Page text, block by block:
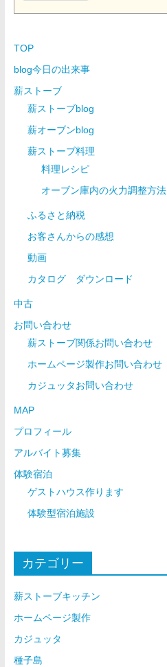
TOP
blog今日の出来事
薪ストーブ
薪ストーブblog
薪オーブンblog
薪ストーブ料理
料理レシピ
オーブン庫内の火力調整方法
ふるさと納税
お客さんからの感想
動画
カタログ ダウンロード
中古
お問い合わせ
薪ストーブ関係お問い合わせ
ホームページ製作お問い合わせ
カジュッタお問い合わせ
MAP
プロフィール
アルバイト募集
体験宿泊
ゲストハウス作ります
体験型宿泊施設
カテゴリー
薪ストーブキッチン
ホームページ製作
カジュッタ
種子島